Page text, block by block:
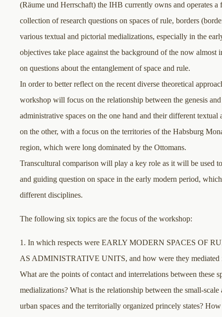
(Räume und Herrschaft) the IHB currently owns and operates a
collection of research questions on spaces of rule, borders
various textual and pictorial medializations, especially in the
objectives take place against the background of the now almost
on questions about the entanglement of space and rule.
In order to better reflect on the recent diverse theoretical
workshop will focus on the relationship between the genesis
administrative spaces on the one hand and their different textual
on the other, with a focus on the territories of the Habsburg
region, which were long dominated by the Ottomans.
Transcultural comparison will play a key role as it will be used
and guiding question on space in the early modern period,
different disciplines.
The following six topics are the focus of the workshop:
1. In which respects were EARLY MODERN SPACES OF
AS ADMINISTRATIVE UNITS, and how were they mediated
What are the points of contact and interrelations between these
medializations? What is the relationship between the small-
urban spaces and the territorially organized princely states?